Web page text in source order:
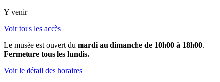
Y venir
Voir tous les accès
Le musée est ouvert du mardi au dimanche de 10h00 à 18h00.
Fermeture tous les lundis.
Voir le détail des horaires